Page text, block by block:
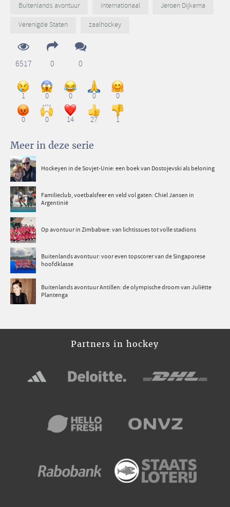
Buitenlands avontuur internationaal
Jeroen Dijkema
Verenigde Staten
zaalhockey
6517 0 0
1 0 0 0 0
0 0 14 27 1
Meer in deze serie
Hockeyen in de Sovjet-Unie: een boek van Dostojevski als beloning
Familieclub, voetbalsfeer en veld vol gaten: Chiel Jansen in
Argentinië
Op avontuur in Zimbabwe: van lichtissues tot volle stadions
Buitenlands avontuur: voor even topscorer van de Singaporese
hoofdklasse
Buitenlands avontuur Antillen: de olympische droom van Juliëtte
Plantenga
Partners in hockey